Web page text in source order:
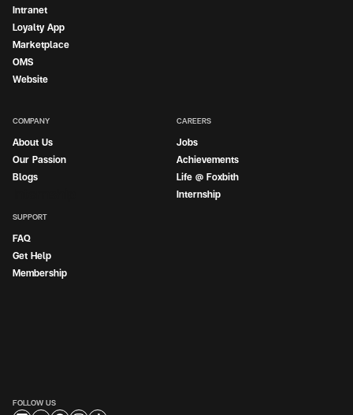
Intranet
Loyalty App
Marketplace
OMS
Website
COMPANY
About Us
Our Passion
Blogs
CAREERS
Jobs
Achievements
Life @ Foxbith
Internship
SUPPORT
FAQ
Get Help
Membership
FOLLOW US